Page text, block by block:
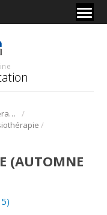
Formation en physiothérapie
/
/
(AUTOMNE